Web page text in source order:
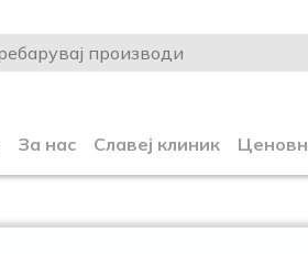
За нас Славеј клиник